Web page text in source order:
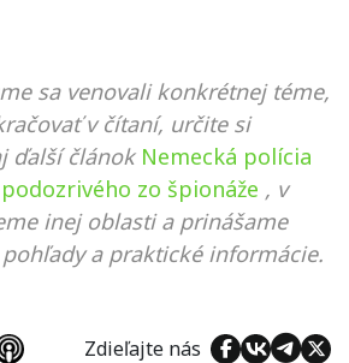
sa venovali konkrétnej téme,
v čítaní, určite si
ďalší článok Nemecká polícia
zo špionáže , v
inej oblasti a prinášame
a praktické informácie.
Zdieľajte nás